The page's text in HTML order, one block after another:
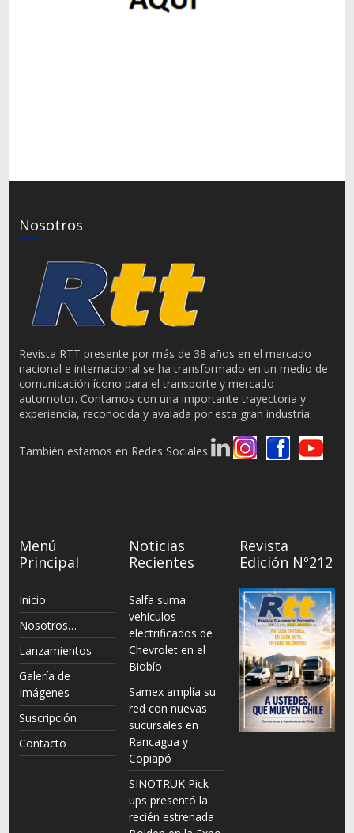
Nosotros
Revista RTT presente por más de 38 años en el mercado
nacional e internacional se ha transformado en un medio de
comunicación ícono para el transporte y mercado
automotor. Contamos con una importante trayectoria y
experiencia, reconocida y avalada por esta gran industria.
También estamos en Redes Sociales
Menú
Principal
Inicio
Nosotros…
Lanzamientos
Galería de
Imágenes
Suscripción
Contacto
Noticias
Recientes
Salfa suma
vehículos
electrificados de
Chevrolet en el
Biobío
Samex amplía su
red con nuevas
sucursales en
Rancagua y
Copiapó
SINOTRUK Pick-
ups presentó la
recién estrenada
Revista
Edición Nº212